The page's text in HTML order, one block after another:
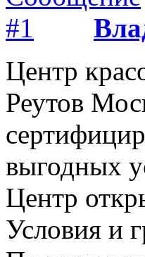
Центр
Реутов
выгодных
Центр
Условия и